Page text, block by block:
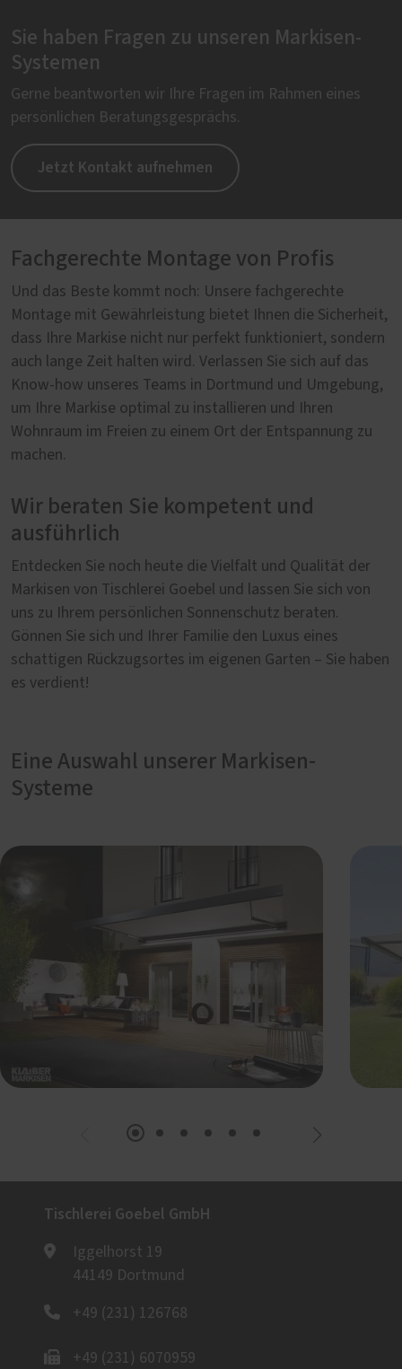
Sie haben Fragen zu unseren Markisen-
Systemen
Gerne beantworten wir Ihre Fragen im Rahmen eines
persönlichen Beratungsgesprächs.
Jetzt Kontakt aufnehmen
Fachgerechte Montage von Profis
Und das Beste kommt noch: Unsere fachgerechte
Montage mit Gewährleistung bietet Ihnen die Sicherheit,
dass Ihre Markise nicht nur perfekt funktioniert, sondern
auch lange Zeit halten wird. Verlassen Sie sich auf das
Know-how unseres Teams in Dortmund und Umgebung,
um Ihre Markise optimal zu installieren und Ihren
Wohnraum im Freien zu einem Ort der Entspannung zu
machen.
Wir beraten Sie kompetent und
ausführlich
Entdecken Sie noch heute die Vielfalt und Qualität der
Markisen von Tischlerei Goebel und lassen Sie sich von
uns zu Ihrem persönlichen Sonnenschutz beraten.
Gönnen Sie sich und Ihrer Familie den Luxus eines
schattigen Rückzugsortes im eigenen Garten – Sie haben
es verdient!
Eine Auswahl unserer Markisen-
Systeme
Tischlerei Goebel GmbH
Iggelhorst 19
44149 Dortmund
+49 (231) 126768
+49 (231) 6070959